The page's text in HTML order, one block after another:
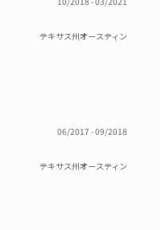
テキサス州オースティン
06/2017 - 09/2018
テキサス州オースティン